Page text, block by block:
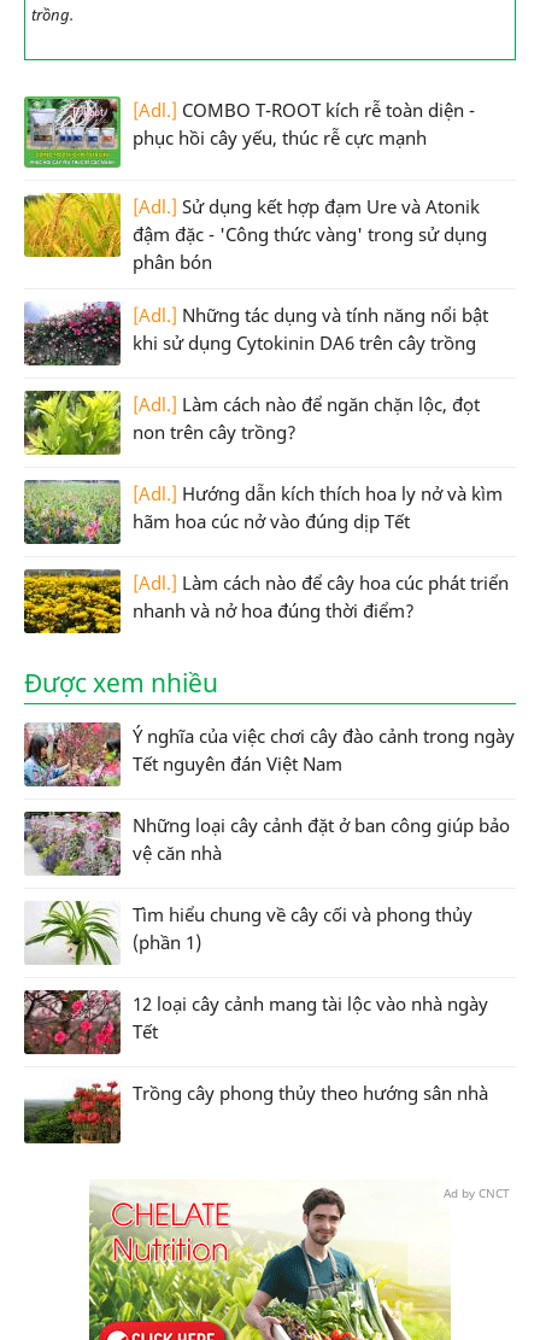
trồng.
[Adl.] COMBO T-ROOT kích rễ toàn diện -
phục hồi cây yếu, thúc rễ cực mạnh
[Adl.] Sử dụng kết hợp đạm Ure và Atonik
đậm đặc - 'Công thức vàng' trong sử dụng
phân bón
[Adl.] Những tác dụng và tính năng nổi bật
khi sử dụng Cytokinin DA6 trên cây trồng
[Adl.] Làm cách nào để ngăn chặn lộc, đọt
non trên cây trồng?
[Adl.] Hướng dẫn kích thích hoa ly nở và kìm
hãm hoa cúc nở vào đúng dịp Tết
[Adl.] Làm cách nào để cây hoa cúc phát triển
nhanh và nở hoa đúng thời điểm?
Được xem nhiều
Ý nghĩa của việc chơi cây đào cảnh trong ngày
Tết nguyên đán Việt Nam
Những loại cây cảnh đặt ở ban công giúp bảo
vệ căn nhà
Tìm hiểu chung về cây cối và phong thủy
(phần 1)
12 loại cây cảnh mang tài lộc vào nhà ngày
Tết
Trồng cây phong thủy theo hướng sân nhà
Ad by CNCT